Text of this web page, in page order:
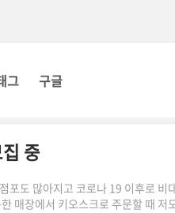
그 구글
중
포도 많아지고 코로나 19 이후로 비
매장에서 키오스크로 주문할 때 저